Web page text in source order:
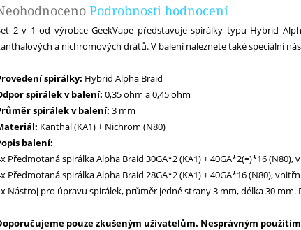
produktu
Podrobnosti hodnocení
2 v 1 od výrobce GeekVape představuje spirálky typu Hybrid
a nichromových drátů. V balení naleznete také speciální
spirálky: Hybrid Alpha Braid
spirálek v balení: 0,35 ohm a 0,45 ohm
spirálek v balení: 3 mm
Kanthal (KA1) + Nichrom (N80)
balení:
Předmotaná spirálka Alpha Braid 30GA*2 (KA1) + 40GA*2(=)*16
Předmotaná spirálka Alpha Braid 28GA*2 (KA1) + 40GA*16 (N80),
Nástroj pro úpravu spirálek, průměr jedné strany 3 mm, délka 30
pouze zkušeným uživatelům. Nesprávným